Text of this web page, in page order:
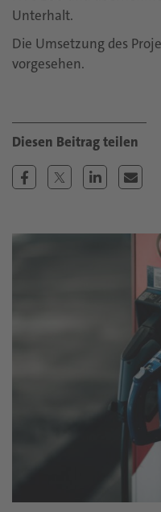
Unterhalt.
Die Umsetzung des
vorgesehen.